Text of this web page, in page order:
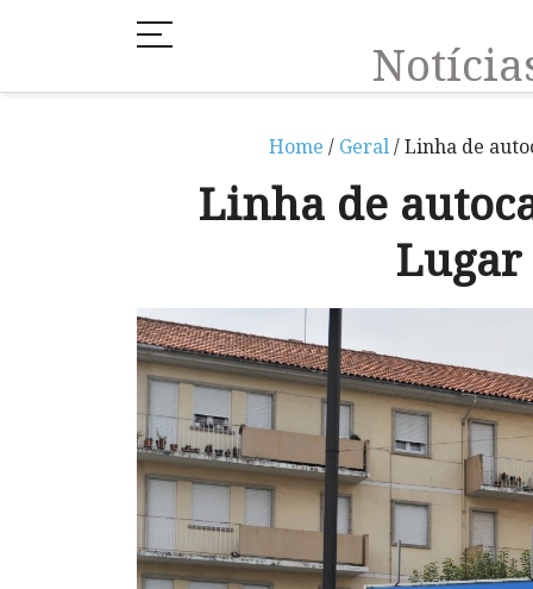
Home / Geral/ Linha de
Linha de
Lugar